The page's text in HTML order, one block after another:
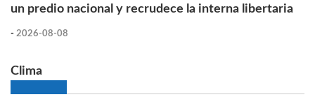
un predio nacional y recrudece la interna libertaria
- 2026-08-08
Clima